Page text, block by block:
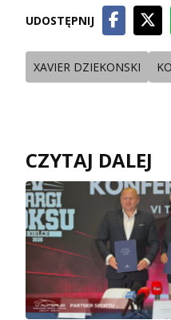
UDOSTĘPNIJ
XAVIER DZIEKONSKI
CZYTAJ DALEJ